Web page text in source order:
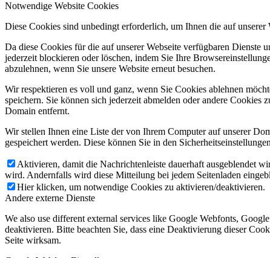
Notwendige Website Cookies
Diese Cookies sind unbedingt erforderlich, um Ihnen die auf
Da diese Cookies für die auf unserer Webseite verfügbaren
jederzeit blockieren oder löschen, indem Sie Ihre
abzulehnen, wenn Sie unsere Website erneut besuchen.
Wir respektieren es voll und ganz, wenn Sie Cookies ablehnen
speichern. Sie können sich jederzeit abmelden oder andere
Domain entfernt.
Wir stellen Ihnen eine Liste der von Ihrem Computer auf unserer
gespeichert werden. Diese können Sie in den
Aktivieren, damit die Nachrichtenleiste dauerhaft ausgeblendet
wird. Andernfalls wird diese Mitteilung bei jedem Seitenladen
Hier klicken, um notwendige Cookies zu aktivieren/deaktivieren.
Andere externe Dienste
We also use different external services like Google Webfonts,
deaktivieren. Bitte beachten Sie, dass eine Deaktivierung dieser
Seite wirksam.